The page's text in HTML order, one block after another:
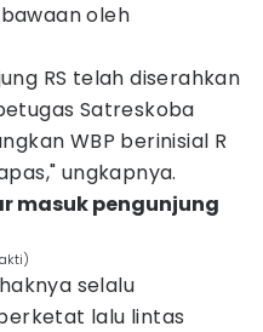
oleh
RS telah diserahkan
Satreskoba
WBP berinisial R
ungkapnya.
masuk pengunjung
selalu
lalu lintas